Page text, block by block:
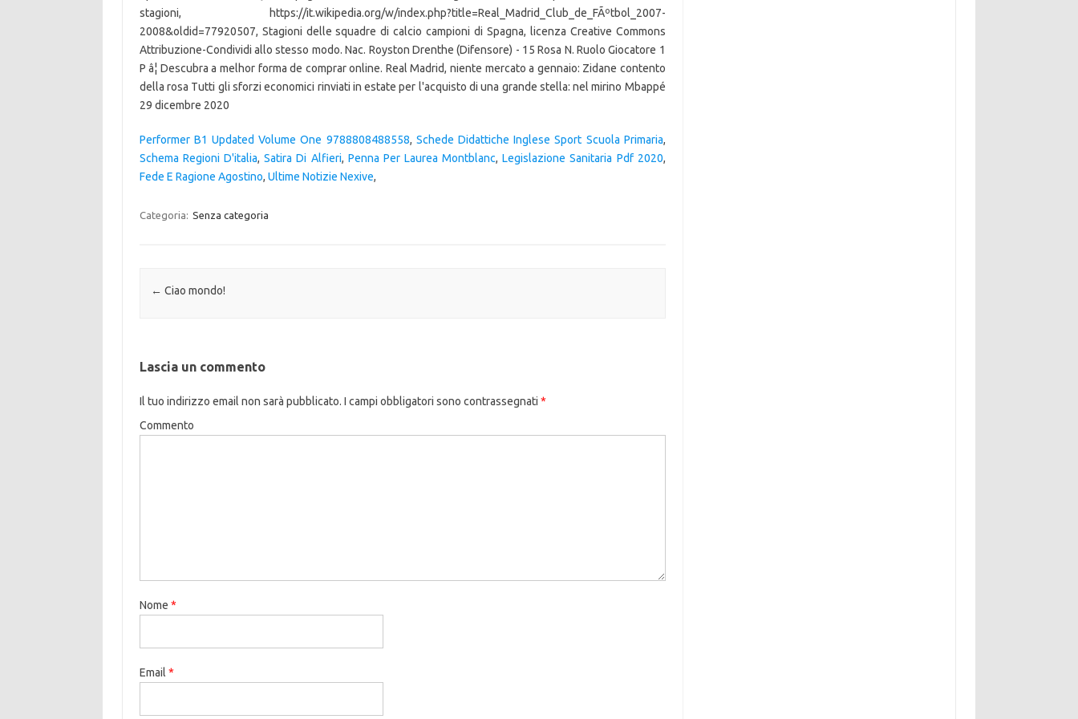
stagioni, https://it.wikipedia.org/w/index.php?title=Real_Madrid_Club_de_FÃºtbol_2007-
2008&oldid=77920507, Stagioni delle squadre di calcio campioni di Spagna, licenza Creative Commons
Attribuzione-Condividi allo stesso modo. Nac. Royston Drenthe (Difensore) - 15 Rosa N. Ruolo Giocatore 1
P â¦ Descubra a melhor forma de comprar online. Real Madrid, niente mercato a gennaio: Zidane contento
della rosa Tutti gli sforzi economici rinviati in estate per l'acquisto di una grande stella: nel mirino Mbappé
29 dicembre 2020
Performer B1 Updated Volume One 9788808488558, Schede Didattiche Inglese Sport Scuola Primaria,
Schema Regioni D'italia,Satira Di Alfieri, Penna Per Laurea Montblanc,Legislazione Sanitaria Pdf 2020,
Fede E Ragione Agostino, Ultime Notizie Nexive,
Categoria: Senza categoria
Navigazione articolo
← Ciao mondo!
Lascia un commento
Il tuo indirizzo email non sarà pubblicato. I campi obbligatori sono contrassegnati *
Commento
Nome *
Email *